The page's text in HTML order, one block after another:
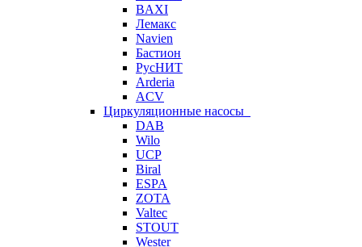
BAXI
Лемакс
Navien
Бастион
РусНИТ
Arderia
ACV
Циркуляционные насосы
DAB
Wilo
UCP
Biral
ESPA
ZOTA
Valtec
STOUT
Wester